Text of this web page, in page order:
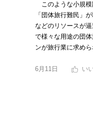
このような小規模
「団体旅行難民」
などのリソースが
で様々な用途の団
ンが旅行業に求めら
6月11日